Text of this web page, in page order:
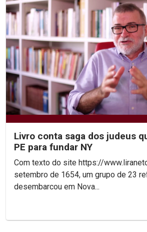
Livro conta saga dos judeus
PE para fundar NY
Com texto do site https://
setembro de 1654, um grupo de 23
desembarcou em Nova...